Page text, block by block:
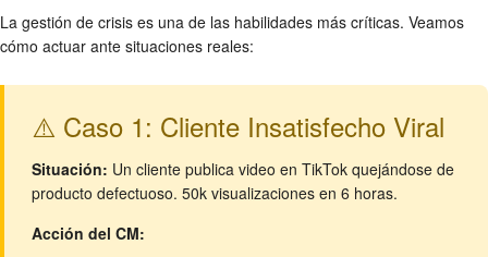
La gestión de crisis es una de las habilidades más críticas. Veamos
cómo actuar ante situaciones reales:
⚠️ Caso 1: Cliente Insatisfecho Viral
Situación: Un cliente publica video en TikTok quejándose de
producto defectuoso. 50k visualizaciones en 6 horas.
Acción del CM: